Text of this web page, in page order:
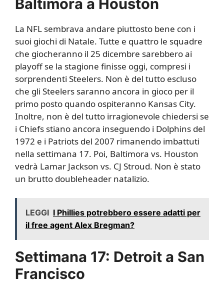
Baltimora a Houston
La NFL sembrava andare piuttosto bene con i
suoi giochi di Natale. Tutte e quattro le squadre
che giocheranno il 25 dicembre sarebbero ai
playoff se la stagione finisse oggi, compresi i
sorprendenti Steelers. Non è del tutto escluso
che gli Steelers saranno ancora in gioco per il
primo posto quando ospiteranno Kansas City.
Inoltre, non è del tutto irragionevole chiedersi se
i Chiefs stiano ancora inseguendo i Dolphins del
1972 e i Patriots del 2007 rimanendo imbattuti
nella settimana 17. Poi, Baltimora vs. Houston
vedrà Lamar Jackson vs. CJ Stroud. Non è stato
un brutto doubleheader natalizio.
LEGGI I Phillies potrebbero essere adatti per
il free agent Alex Bregman?
Settimana 17: Detroit a San
Francisco